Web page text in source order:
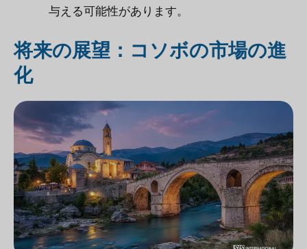
与える可能性があります。
将来の展望：コソボの市場の進
化